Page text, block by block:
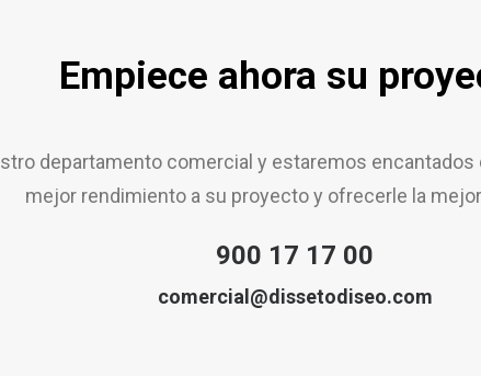
Empiece ahora su
departamento comercial y estaremos encantados
mejor rendimiento a su proyecto y ofrecerle la
900 17 17 00
comercial@dissetodiseo.com